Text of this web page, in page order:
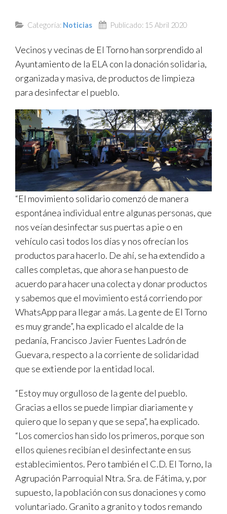
Categoría: Noticias Publicado: 15 Abril 2020
Vecinos y vecinas de El Torno han sorprendido al
Ayuntamiento de la ELA con la donación solidaria,
organizada y masiva, de productos de limpieza
para desinfectar el pueblo.
“El movimiento solidario comenzó de manera
espontánea individual entre algunas personas, que
nos veían desinfectar sus puertas a pie o en
vehículo casi todos los días y nos ofrecían los
productos para hacerlo. De ahí, se ha extendido a
calles completas, que ahora se han puesto de
acuerdo para hacer una colecta y donar productos
y sabemos que el movimiento está corriendo por
WhatsApp para llegar a más. La gente de El Torno
es muy grande”, ha explicado el alcalde de la
pedanía, Francisco Javier Fuentes Ladrón de
Guevara, respecto a la corriente de solidaridad
que se extiende por la entidad local.
“Estoy muy orgulloso de la gente del pueblo.
Gracias a ellos se puede limpiar diariamente y
quiero que lo sepan y que se sepa”, ha explicado.
“Los comercios han sido los primeros, porque son
ellos quienes recibían el desinfectante en sus
establecimientos. Pero también el C.D. El Torno, la
Agrupación Parroquial Ntra. Sra. de Fátima, y, por
supuesto, la población con sus donaciones y como
voluntariado. Granito a granito y todos remando